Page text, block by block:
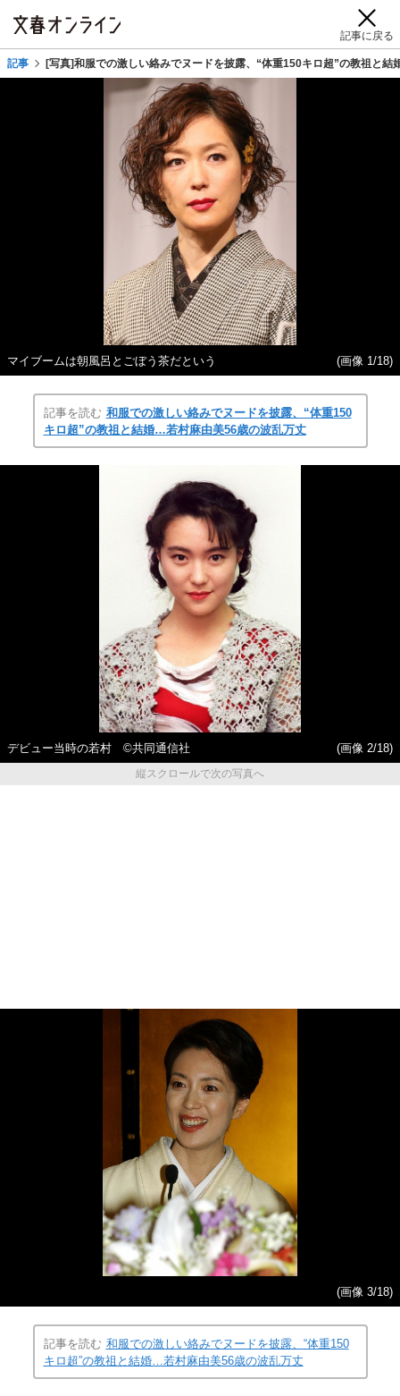
記事に戻る
記事 [写真]和服での激しい絡みでヌードを披露、“体重150キロ超”の教祖と
マイブームは朝風呂とごぼう茶だという (画像 1/18)
記事を読む 和服での激しい絡みでヌードを披露、“体重150
キロ超”の教祖と結婚…若村麻由美56歳の波乱万丈
デビュー当時の若村 ©共同通信社
(画像 2/18)
縦スクロールで次の写真へ
(画像 3/18)
記事を読む 和服での激しい絡みでヌードを披露、“体重150
キロ超”の教祖と結婚…若村麻由美56歳の波乱万丈